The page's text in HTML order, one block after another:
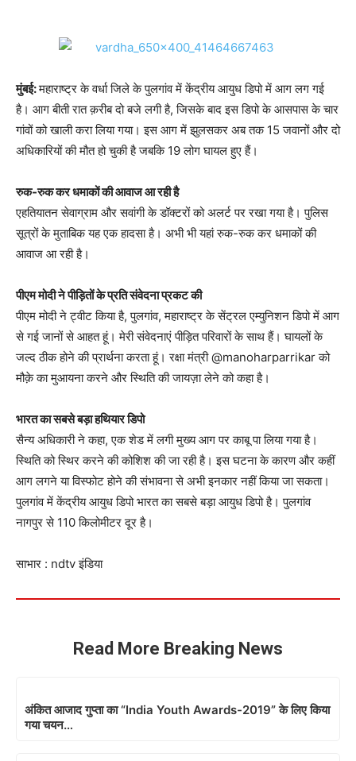
मुंबई:महाराष्ट्र के वर्धा जिले के पुलगांव में केंद्रीय आयुध डिपो में आग लग गई
है। आग बीती रात क़रीब दो बजे लगी है, जिसके बाद इस डिपो के आसपास के चार
गांवों को खाली करा लिया गया। इस आग में झुलसकर अब तक 15 जवानों और दो
अधिकारियों की मौत हो चुकी है जबकि 19 लोग घायल हुए हैं।
रुक-रुक कर धमाकों की आवाज आ रही है
एहतियातन सेवाग्राम और सवांगी के डॉक्टरों को अलर्ट पर रखा गया है। पुलिस
सूत्रों के मुताबिक यह एक हादसा है। अभी भी यहां रुक-रुक कर धमाकों की
आवाज आ रही है।
पीएम मोदी ने पीड़ितों के प्रति संवेदना प्रकट की
पीएम मोदी ने ट्वीट किया है, पुलगांव, महाराष्ट्र के सेंट्रल एम्युनिशन डिपो में आग
से गई जानों से आहत हूं। मेरी संवेदनाएं पीड़ित परिवारों के साथ हैं। घायलों के
जल्द ठीक होने की प्रार्थना करता हूं। रक्षा मंत्री @manoharparrikar को
मौक़े का मुआयना करने और स्थिति की जायज़ा लेने को कहा है।
भारत का सबसे बड़ा हथियार डिपो
सैन्य अधिकारी ने कहा, एक शेड में लगी मुख्य आग पर काबू पा लिया गया है।
स्थिति को स्थिर करने की कोशिश की जा रही है। इस घटना के कारण और कहीं
आग लगने या विस्फोट होने की संभावना से अभी इनकार नहीं किया जा सकता।
पुलगांव में केंद्रीय आयुध डिपो भारत का सबसे बड़ा आयुध डिपो है। पुलगांव
नागपुर से 110 किलोमीटर दूर है।
साभार : ndtv इंडिया
Read More Breaking News
अंकित आजाद गुप्ता का “India Youth Awards-2019” के लिए किया
गया चयन…